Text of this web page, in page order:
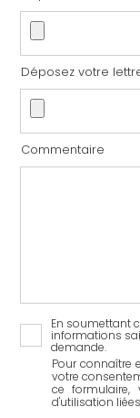
Déposez votre
Commentaire
RGPD En soumettant
informations
demande.
Pour connaître
votre
ce formulaire,
d'utilisation